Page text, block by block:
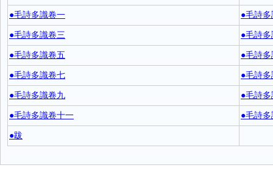
●毛詩多識卷一 ●毛詩
●毛詩多識卷三 ●毛詩
●毛詩多識卷五 ●毛詩
●毛詩多識卷七 ●毛詩
●毛詩多識卷九 ●毛詩
●毛詩多識卷十一 ●毛詩
●跋